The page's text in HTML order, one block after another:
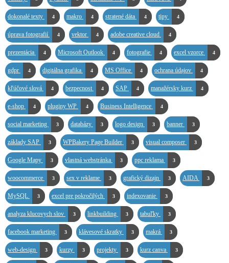
dokonalé texty 4 makro 4 stratené dáta 4 tipy 4
úprava fotografií 4 vektor 4 adobe creative cloud 4
prezentácia 4 Microsoft Outlook 4 fotografie 4 excel vzorce 4
gdpr 4 digitálna grafika 4 MS Office 4 ochrana údajov 4
kľúčové slová 4 bezpecnost 4 SAP 4 manažérsky kurz 4
e-shop 4 pluginy WP 4 Business Intelligence 4
social marketing 3 databázy 3 logo design 3 banner 3
základy SAP 3 WPBakery Page Builder 3 visual composer 3
Google Mapy 3 vlastná webstránka 3 ppc reklama 3
woocommerce 3 sex v reklame 3 grafický dizajn 3 AIDA 3
MySQL 3 excel pre pokročilých 3 indexovanie 3
analyza klucovych slov 3 linkbuilding 3 tabuľky 3
facebook marketing 3 klávesové skratky 3 makrá 3
web-design 3 kurzy 3 projekty 3 kurz canva 3